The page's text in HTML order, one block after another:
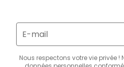
E-mail
Nous respectons votre vie privée